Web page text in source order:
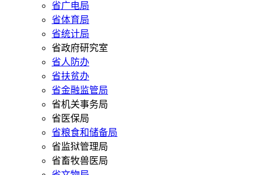
省广电局
省体育局
省统计局
省政府研究室
省人防办
省扶贫办
省金融监管局
省机关事务局
省医保局
省粮食和储备局
省监狱管理局
省畜牧兽医局